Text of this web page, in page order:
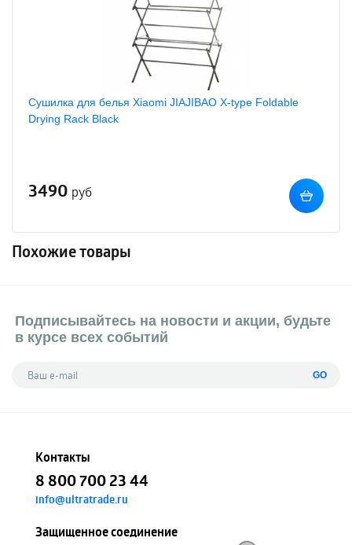
Сушилка для белья Xiaomi JIAJIBAO X-type Foldable
Drying Rack Black
3490 руб
Похожие товары
Подписывайтесь на новости и акции, будьте
в курсе всех событий
GO
Контакты
8 800 700 23 44
info@ultratrade.ru
Защищенное соединение